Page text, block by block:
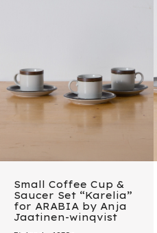
Small Coffee Cup &
Saucer Set “Karelia”
for ARABIA by Anja
Jaatinen-winqvist